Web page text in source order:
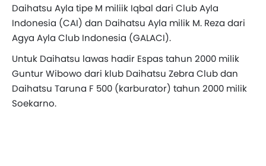
Daihatsu Ayla tipe M miliik Iqbal dari Club Ayla
Indonesia (CAI) dan Daihatsu Ayla milik M. Reza dari
Agya Ayla Club Indonesia (GALACI).
Untuk Daihatsu lawas hadir Espas tahun 2000 milik
Guntur Wibowo dari klub Daihatsu Zebra Club dan
Daihatsu Taruna F 500 (karburator) tahun 2000 milik
Soekarno.